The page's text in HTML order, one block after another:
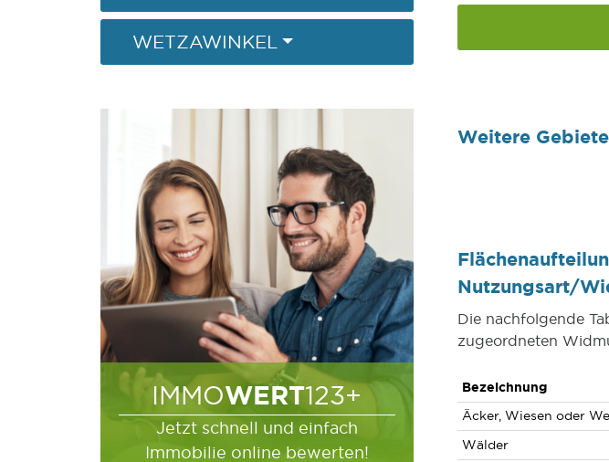
WETZAWINKEL
IMMOWERT123+
Jetzt schnell und einfach
Immobilie online bewerten!
Weitere
Nutzungsart/
Die nachfolgende
zugeordneten
Bezeichnung
Äcker, Wiesen oder
Wälder